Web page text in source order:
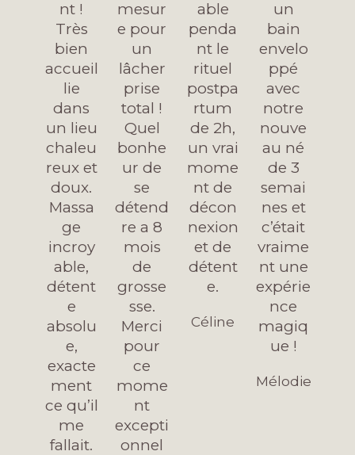
u
r
5
nt !
Très
bien
accueil
lie
dans
un lieu
chaleu
reux et
doux.
Massa
ge
incroy
able,
détent
e
absolu
e,
exacte
ment
ce qu’il
me
fallait.
s
u
5
mesur
e pour
un
lâcher
prise
total !
Quel
bonhe
ur de
se
détend
re a 8
mois
de
grosse
sse.
Merci
pour
ce
mome
nt
excepti
onnel
s
u
r
5
able
penda
nt le
rituel
postpa
rtum
de 2h,
un vrai
mome
nt de
décon
nexion
et de
détent
e.
Céline
u
r
un
bain
envelo
ppé
avec
notre
nouve
au né
de 3
semai
nes et
c’était
vraime
nt une
expérie
nce
magiq
ue !
Mélodie